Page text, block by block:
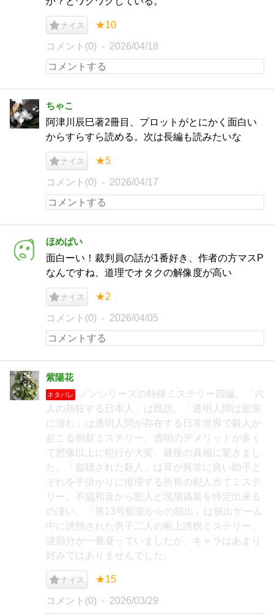
ナイス ★10
コメント(0) 2026/04/18
ちゃこ
阿津川辰巳著2冊目、プロットがとにかく面白い
からすらすら読める。次は長編も読みたいな
ナイス ★5
コメント(0) 2026/04/17
ほめぱい
面白ーい！裁判員の話が1番好き、作者の方マスP
なんですね、道理でオタクの解像度が高い
ナイス ★2
コメント(0) 2026/04/05
紫陽花
ネタバレ
ノンシリーズの特殊ミステリー四編。「六
人の熱狂する日本人」は既読。「透明人間は密室
に潜む」は透明人間が存在する日常世界で殺人が
起こる倒叙ミステリー。透明のデメリットが多く
て想像以上に犯行が大変。最後の真相に驚きまし
た。「盗聴された殺人」は耳が異常に良い助手と
それを手掛かりに推理する所長の犯人当てミステ
リー。不協和音から犯人と現場偽装を特定出来る
の凄い。「第13号船室からの脱出」は脱出ゲーム
中に誘拐された男子二人の船上誘拐ミステリー。
謎部分が一番凝っていましたが、キャラはあまり
好みではありませんでした。
ナイス ★15
コメント(0) 2026/03/29